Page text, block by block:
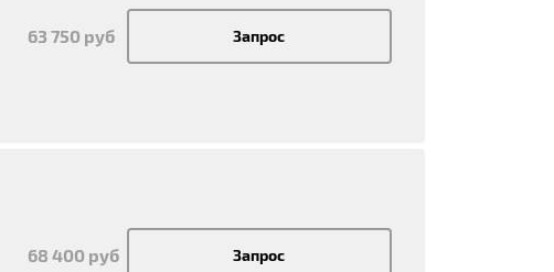
63 750 руб Запрос
68 400 руб Запрос